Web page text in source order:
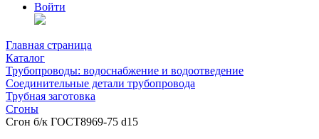
Войти
Главная страница
Каталог
Трубопроводы: водоснабжение и водоотведение
Соединительные детали трубопровода
Трубная заготовка
Сгоны
Сгон б/к ГОСТ8969-75 d15